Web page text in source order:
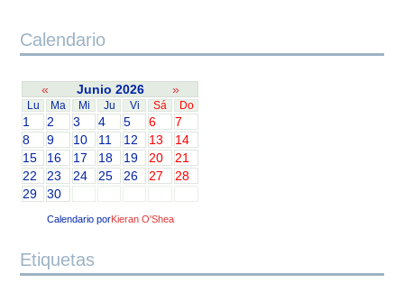
Calendario
« Junio 2026 »
Lu Ma Mi Ju Vi Sá Do
1 2 3 4 5 6
7
8
9 10 11 12 13
14
15
16 17 18 19 20
21
22
23 24 25 26 27
28
29
30
Calendario porKieran O'Shea
Etiquetas